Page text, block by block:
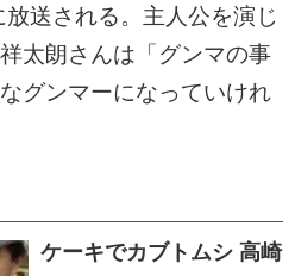
送される。主人公を演じ
太朗さんは「グンマの事
グンマーになっていけれ
ケーキでカブトムシ 高崎